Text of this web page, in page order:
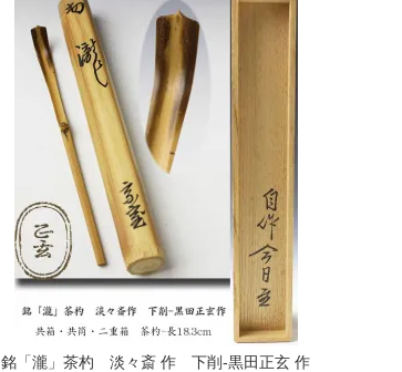
銘「瀧」茶杓 淡々斎 作 下削-黒田正玄 作